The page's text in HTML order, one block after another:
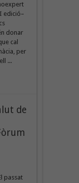
edició–
donar
cal
per
...
de
passat